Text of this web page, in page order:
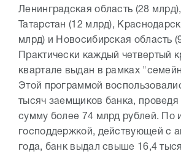
Ленинградская область (28
Татарстан (12 млрд),
млрд) и Новосибирская область
Практически каждый четвертый
квартале выдан в рамках
Этой программой
тысяч заемщиков банка, проведя
сумму более 74 млрд рублей. По
господдержкой, действующей с
года, банк выдал свыше 16,4